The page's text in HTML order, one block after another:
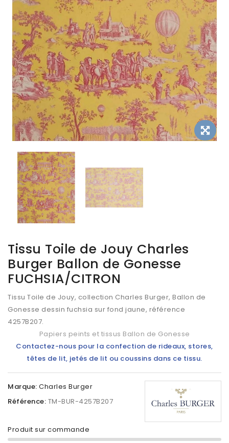
Tissu Toile de Jouy Charles
Burger Ballon de Gonesse
FUCHSIA/CITRON
Tissu Toile de Jouy, collection Charles Burger, Ballon de
Gonesse dessin fuchsia sur fond jaune, référence
4257B207.
Papiers peints et tissus Ballon de Gonesse
Contactez-nous pour la confection de rideaux, stores,
têtes de lit, jetés de lit ou coussins dans ce tissu.
Marque: Charles Burger
Référence: TM-BUR-4257B207
Produit sur commande